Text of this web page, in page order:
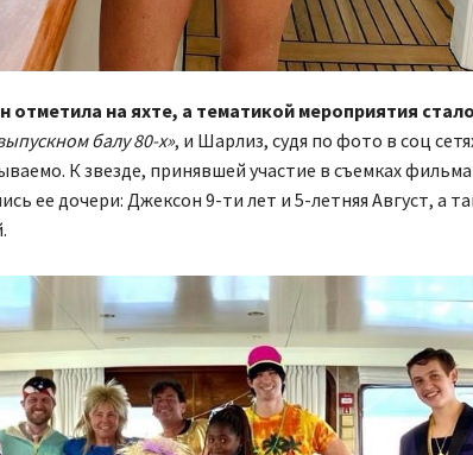
отметила на яхте, а тематикой мероприятия
балу 80-х», и Шарлиз, судя по фото в соц
К звезде, принявшей участие в съемках фильма
ее дочери: Джексон 9-ти лет и 5-летняя Август, а